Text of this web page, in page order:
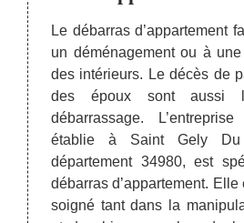
les
ce
à
vos
de
de
Le débarras d’appartement
un déménagement ou à
des intérieurs. Le décès de
des époux sont aussi
débarrassage.
établie à Saint Gely
département 34980, est
débarras d’appartement. Elle
soigné tant dans la